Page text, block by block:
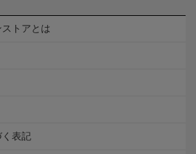
ストアとは
表記